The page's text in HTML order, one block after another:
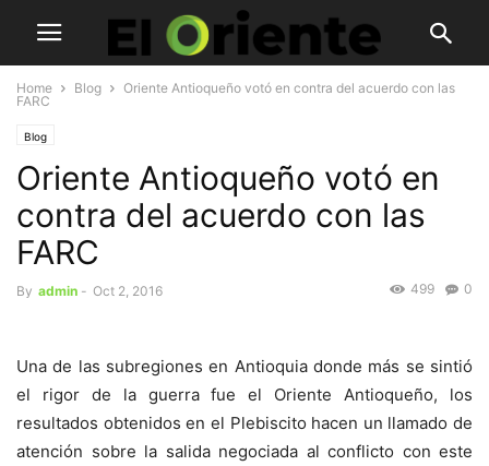
Home Blog
Oriente Antioqueño votó en contra del acuerdo con las
FARC
Blog
Oriente Antioqueño votó en
contra del acuerdo con las
FARC
By admin - Oct 2, 2016 0
499
Una de las subregiones en Antioquia donde más se sintió
el rigor de la guerra fue el Oriente Antioqueño, los
resultados obtenidos en el Plebiscito hacen un llamado de
atención sobre la salida negociada al conflicto con este